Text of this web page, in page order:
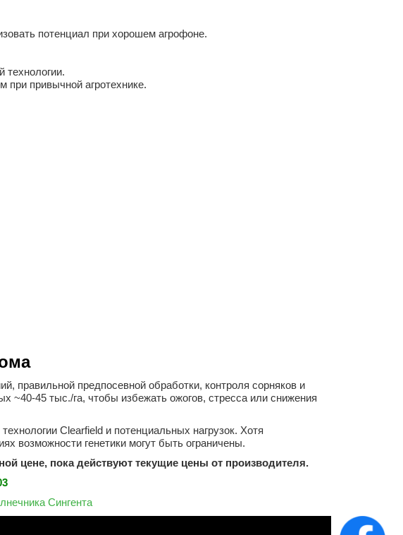
потенциал при хорошем агрофоне.
технологии.
при привычной агротехнике.
правильной предпосевной обработки, контроля сорняков и
~40-45 тыс./га, чтобы избежать ожогов, стресса или снижения
Clearfield и потенциальных нагрузок. Хотя
возможности генетики могут быть ограничены.
цене, пока действуют текущие цены от производителя.
Сингента